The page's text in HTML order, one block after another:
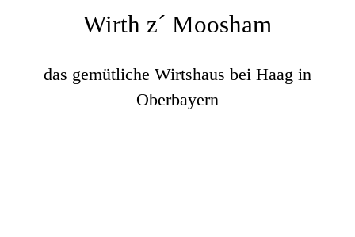
Wirth z´ Moosham
das gemütliche Wirtshaus bei Haag in
Oberbayern